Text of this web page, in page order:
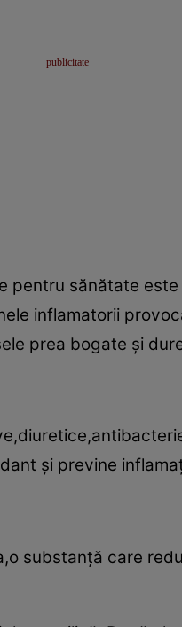
sănătate
inflamatorii
prea bogate şi
şi previne
substanţă care